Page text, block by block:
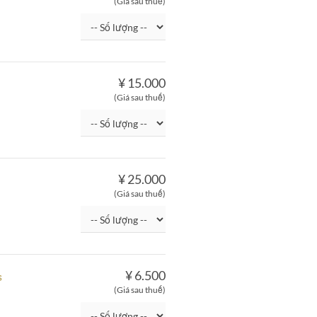
¥ 15.000
(Giá sau thuế)
¥ 25.000
(Giá sau thuế)
¥ 6.500
(Giá sau thuế)